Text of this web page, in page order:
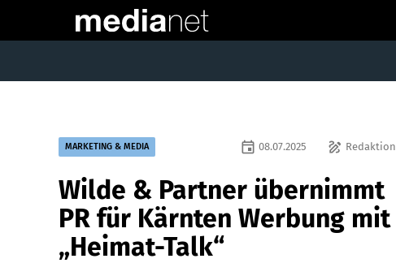
MARKETING & MEDIA draw Redaktion
event 08.07.2025
Wilde & Partner übernimmt
PR für Kärnten Werbung mit
„Heimat-Talk“